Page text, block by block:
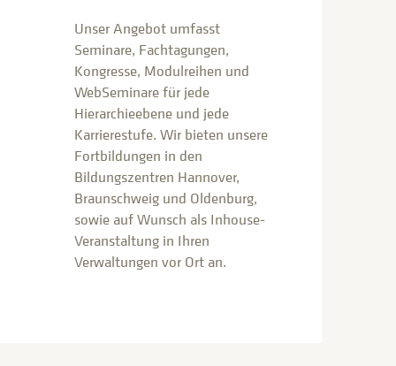
Unser Angebot umfasst
Seminare, Fachtagungen,
Kongresse, Modulreihen und
WebSeminare für jede
Hierarchieebene und jede
Karrierestufe. Wir bieten unsere
Fortbildungen in den
Bildungszentren Hannover,
Braunschweig und Oldenburg,
sowie auf Wunsch als Inhouse-
Veranstaltung in Ihren
Verwaltungen vor Ort an.